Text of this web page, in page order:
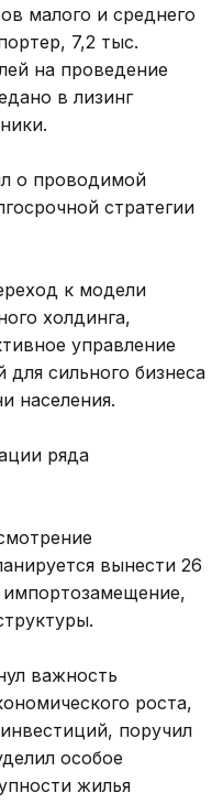
малого и среднего
7,2 тыс.
на проведение
в лизинг
о проводимой
стратегии
к модели
холдинга,
управление
сильного бизнеса
населения.
ряда
вынести 26
важность
роста,
поручил
особое
жилья